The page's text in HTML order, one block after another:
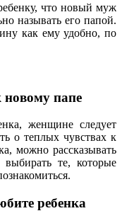
что новый муж
называть его папой.
как ему удобно, по
новому папе
женщине следует
о теплых чувствах к
можно рассказывать
те, которые
ребенка